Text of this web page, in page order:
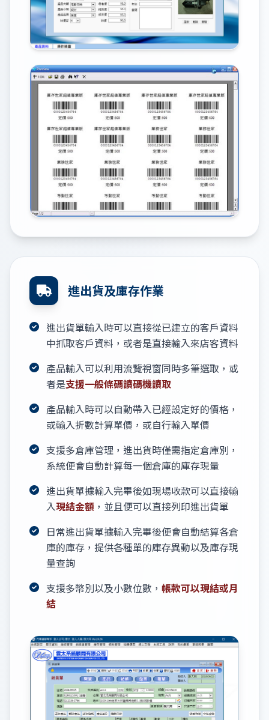
進出貨及庫存作業
進出貨單輸入時可以直接從已建立的客戶資料
中抓取客戶資料，或者是直接輸入來店客資料
產品輸入可以利用流覽視窗同時多筆選取，或
者是支援一般條碼讀碼機讀取
產品輸入時可以自動帶入已經設定好的價格，
或輸入折數計算單價，或自行輸入單價
支援多倉庫管理，進出貨時僅需指定倉庫別，
系統便會自動計算每一個倉庫的庫存現量
進出貨單據輸入完畢後如現場收款可以直接輸
入現結金額 ，並且便可以直接列印進出貨單
日常進出貨單據輸入完畢後便會自動結算各倉
庫的庫存，提供各種單的庫存異動以及庫存現
量查詢
支援多幣別以及小數位數， 帳款可以現結或月
結